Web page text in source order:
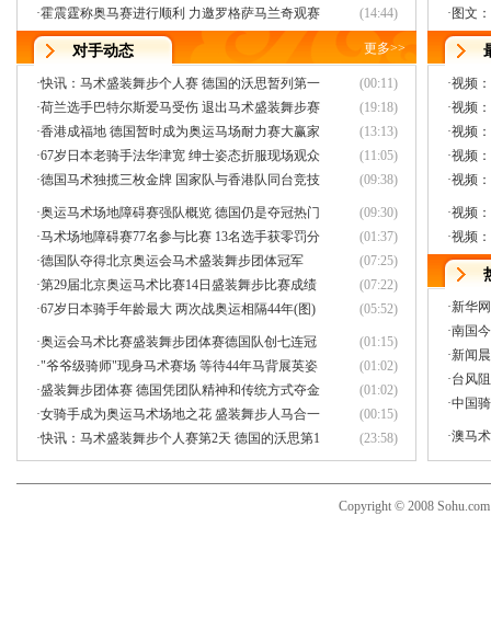
(14:44)
·霍震霆称奥马赛进行顺利 力邀罗格萨马兰奇观赛
对手动态 更多>>
(00:11)
·快讯：马术盛装舞步个人赛 德国的沃思暂列第一
(19:18)
·荷兰选手巴特尔斯爱马受伤 退出马术盛装舞步赛
(13:13)
·香港成福地 德国暂时成为奥运马场耐力赛大赢家
(11:05)
·67岁日本老骑手法华津宽 绅士姿态折服现场观众
(09:38)
·德国马术独揽三枚金牌 国家队与香港队同台竞技
(09:30)
·奥运马术场地障碍赛强队概览 德国仍是夺冠热门
(01:37)
·马术场地障碍赛77名参与比赛 13名选手获零罚分
(07:25)
·德国队夺得北京奥运会马术盛装舞步团体冠军
(07:22)
·第29届北京奥运马术比赛14日盛装舞步比赛成绩
(05:52)
·67岁日本骑手年龄最大 两次战奥运相隔44年(图)
(01:15)
·奥运会马术比赛盛装舞步团体赛德国队创七连冠
(01:02)
·"爷爷级骑师"现身马术赛场 等待44年马背展英姿
(01:02)
·盛装舞步团体赛 德国凭团队精神和传统方式夺金
(00:15)
·女骑手成为奥运马术场地之花 盛装舞步人马合一
(23:58)
·快讯：马术盛装舞步个人赛第2天 德国的沃思第1
· 图文
·视频
·视频
·视频
·视频
·视频
·视频
·视频
·新华
·南国
·新闻
·台风
·中国
·澳马
Copyright © 2008